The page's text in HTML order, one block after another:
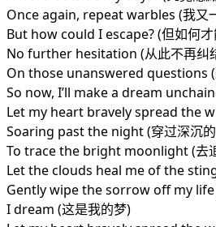
Once again, repeat warbles (我又
But how could I escape? (但如何
No further hesitation (从此不再纠
On those unanswered questions (
So now, I’ll make a dream
Let my heart bravely spread the
Soaring past the night (穿过深沉
To trace the bright moonlight (去
Let the clouds heal me of the
Gently wipe the sorrow off my life
I dream (这是我的梦)